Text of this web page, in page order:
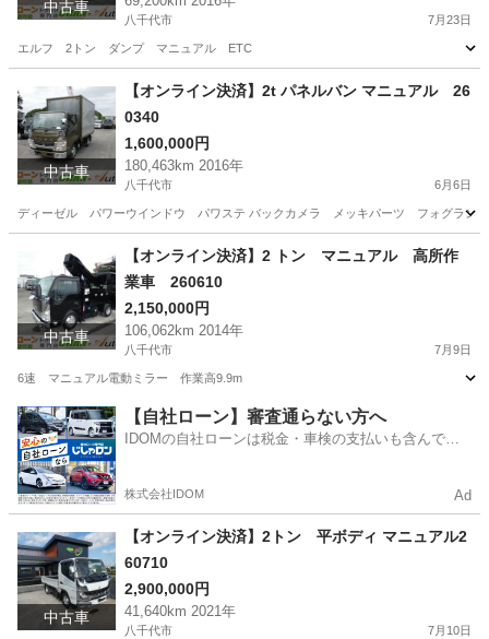
中古車
八千代市 7月23日
エルフ 2トン ダンプ マニュアル ETC
その他 エルフ
中古車
【オンライン決済】2t パネルバン マニュアル 26
0340
1,600,000円
180,463km 2016年
八千代市 6月6日
ディーゼル パワーウインドウ パワステ バックカメラ メッキパーツ フォグラン
三菱 パネルバン
中古車
【オンライン決済】2 トン マニュアル 高所作
業車 260610
2,150,000円
106,062km 2014年
八千代市 7月9日
6速 マニュアル電動ミラー 作業高9.9m
千葉 八千代市 その他 ミラー
【自社ローン】審査通らない方へ
IDOMの自社ローンは税金・車検の支払いも含んでい
株式会社IDOM Ad
中古車
【オンライン決済】2トン 平ボディ マニュアル2
60710
2,900,000円
41,640km 2021年
八千代市 7月10日